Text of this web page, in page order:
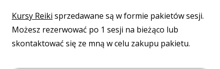
Kursy Reiki sprzedawane są w formie pakietów sesji.
Możesz rezerwować po 1 sesji na bieżąco lub
skontaktować się ze mną w celu zakupu pakietu.